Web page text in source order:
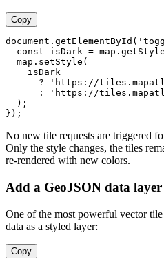
Copy
document . getElementById (
const isDark = map. getStyle
  map.
setStyle (
    isDark
      ?
'https://
      :
'https://
  );
No new tile requests are triggered
Only the style changes, the tiles
re-rendered with new colors.
Add a GeoJSON data layer
One of the most powerful vector
data as a styled layer:
Copy